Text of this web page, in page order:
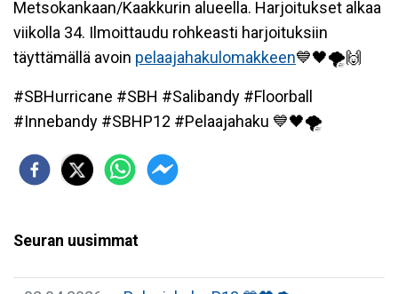
Metsokankaan/Kaakkurin alueella. Harjoitukset alkaa
viikolla 34. Ilmoittaudu rohkeasti harjoituksiin
täyttämällä avoin pelaajahakulomakkeen💙🖤🌪🙌
#SBHurricane #SBH #Salibandy #Floorball
#Innebandy #SBHP12 #Pelaajahaku 💙🖤🌪
Seuran uusimmat